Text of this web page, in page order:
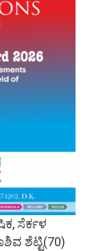
ಸೆರ್ಕಳ
ಶೆಟ್ಟಿ(70)